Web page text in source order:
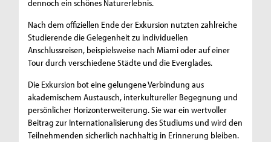
dennoch ein schönes Naturerlebnis.
Nach dem offiziellen Ende der Exkursion nutzten zahlreiche
Studierende die Gelegenheit zu individuellen
Anschlussreisen, beispielsweise nach Miami oder auf einer
Tour durch verschiedene Städte und die Everglades.
Die Exkursion bot eine gelungene Verbindung aus
akademischem Austausch, interkultureller Begegnung und
persönlicher Horizonterweiterung. Sie war ein wertvoller
Beitrag zur Internationalisierung des Studiums und wird den
Teilnehmenden sicherlich nachhaltig in Erinnerung bleiben.